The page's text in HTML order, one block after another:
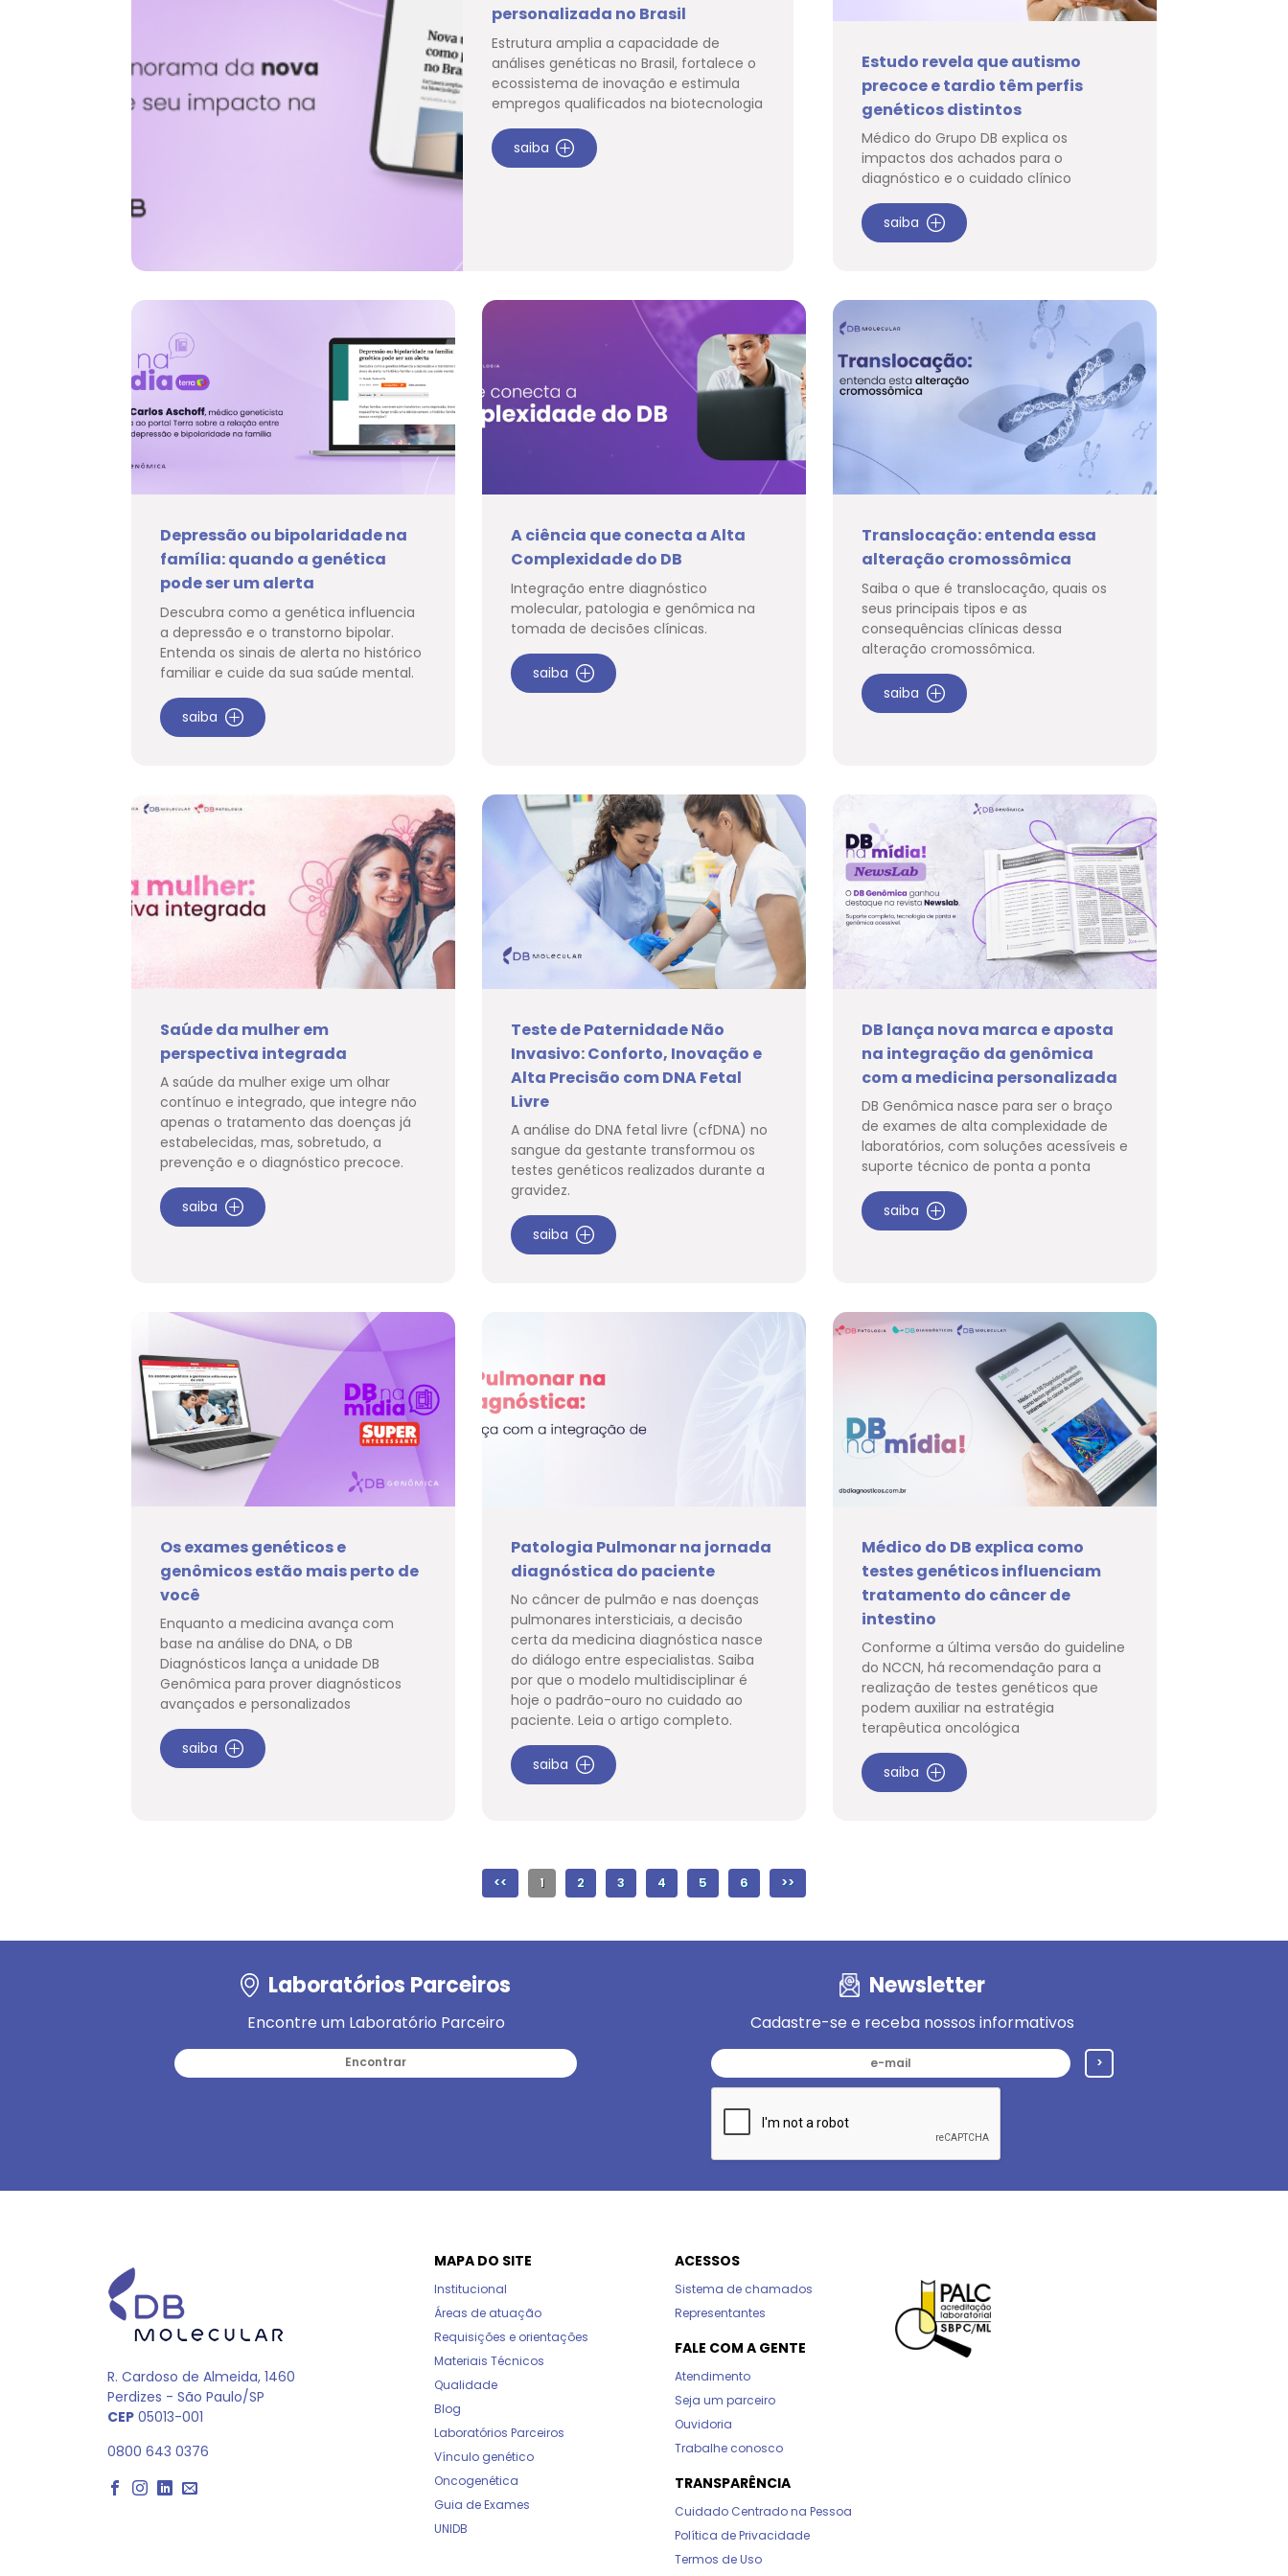
personalizada no Brasil
Estrutura amplia a capacidade de
análises genéticas no Brasil, fortalece o
ecossistema de inovação e estimula
empregos qualificados na biotecnologia
saiba
Estudo revela que autismo
precoce e tardio têm perfis
genéticos distintos
Médico do Grupo DB explica os
impactos dos achados para o
diagnóstico e o cuidado clínico
saiba
Depressão ou bipolaridade na
família: quando a genética
pode ser um alerta
Descubra como a genética influencia
a depressão e o transtorno bipolar.
Entenda os sinais de alerta no histórico
familiar e cuide da sua saúde mental.
saiba
A ciência que conecta a Alta
Complexidade do DB
Integração entre diagnóstico
molecular, patologia e genômica na
tomada de decisões clínicas.
saiba
Translocação: entenda essa
alteração cromossômica
Saiba o que é translocação, quais os
seus principais tipos e as
consequências clínicas dessa
alteração cromossômica.
saiba
Saúde da mulher em
perspectiva integrada
A saúde da mulher exige um olhar
contínuo e integrado, que integre não
apenas o tratamento das doenças já
estabelecidas, mas, sobretudo, a
prevenção e o diagnóstico precoce.
saiba
Teste de Paternidade Não
Invasivo: Conforto, Inovação e
Alta Precisão com DNA Fetal
Livre
A análise do DNA fetal livre (cfDNA) no
sangue da gestante transformou os
testes genéticos realizados durante a
gravidez.
saiba
DB lança nova marca e aposta
na integração da genômica
com a medicina personalizada
DB Genômica nasce para ser o braço
de exames de alta complexidade de
laboratórios, com soluções acessíveis e
suporte técnico de ponta a ponta
saiba
Os exames genéticos e
genômicos estão mais perto de
você
Enquanto a medicina avança com
base na análise do DNA, o DB
Diagnósticos lança a unidade DB
Genômica para prover diagnósticos
avançados e personalizados
saiba
Patologia Pulmonar na jornada
diagnóstica do paciente
No câncer de pulmão e nas doenças
pulmonares intersticiais, a decisão
certa da medicina diagnóstica nasce
do diálogo entre especialistas. Saiba
por que o modelo multidisciplinar é
hoje o padrão-ouro no cuidado ao
paciente. Leia o artigo completo.
saiba
Médico do DB explica como
testes genéticos influenciam
tratamento do câncer de
intestino
Conforme a última versão do guideline
do NCCN, há recomendação para a
realização de testes genéticos que
podem auxiliar na estratégia
terapêutica oncológica
saiba
<< 1 2 3 4 5 6 >>
Laboratórios Parceiros
Encontre um Laboratório Parceiro
Encontrar
Newsletter
Cadastre-se e receba nossos informativos
>
R. Cardoso de Almeida, 1460
Perdizes - São Paulo/SP
CEP 05013-001
0800 643 0376
MAPA DO SITE
Institucional
Áreas de atuação
Requisições e orientações
Materiais Técnicos
Qualidade
Blog
Laboratórios Parceiros
Vínculo genético
Oncogenética
Guia de Exames
UNIDB
ACESSOS
Sistema de chamados
Representantes
FALE COM A GENTE
Atendimento
Seja um parceiro
Ouvidoria
Trabalhe conosco
TRANSPARÊNCIA
Cuidado Centrado na Pessoa
Política de Privacidade
Termos de Uso